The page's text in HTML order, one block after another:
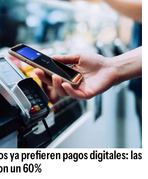
ya prefieren pagos digitales: las
un 60%